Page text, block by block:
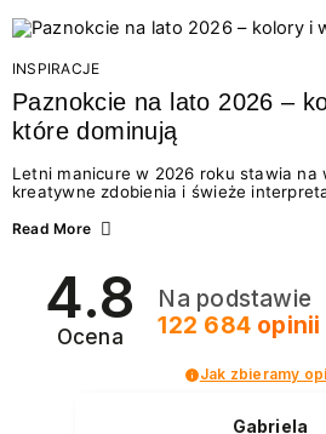
Motywem przewodnim jest
letnich momentów. Z tej okazji
wyjątkowego: wielki konkurs z
najgorętszych trendów w...
INSPIRACJE
Paznokcie na lato 2026 –
które dominują
Letni manicure w 2026 roku stawia na
kreatywne zdobienia i świeże
zarówno energetycznych odcieni
2026? Znajdź inspirację dla swojego
Read More
4.8
Ocena
Na podstawie
122 684opinii
Jak zbieramy
Gabriela